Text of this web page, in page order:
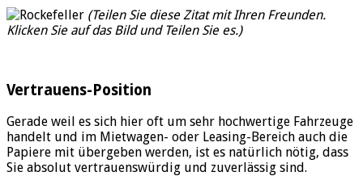
(Teilen Sie diese Zitat mit Ihren Freunden.
Klicken Sie auf das Bild und Teilen Sie es.)
Vertrauens-Position
Gerade weil es sich hier oft um sehr hochwertige Fahrzeuge
handelt und im Mietwagen- oder Leasing-Bereich auch die
Papiere mit übergeben werden, ist es natürlich nötig, dass
Sie absolut vertrauenswürdig und zuverlässig sind.